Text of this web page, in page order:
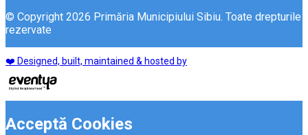
© Copyright 2026 Primăria Municipiului Sibiu. Toate drepturile
rezervate
❤️ Designed, built, maintained & hosted by
Acceptă Cookies